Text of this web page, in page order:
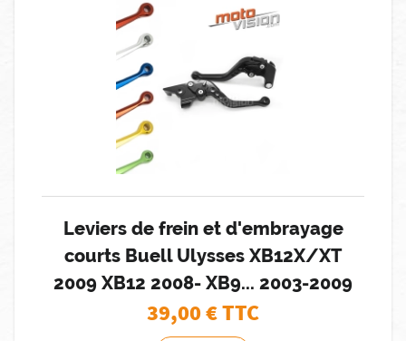
Leviers de frein et d'embrayage
courts Buell Ulysses XB12X/XT
2009 XB12 2008- XB9... 2003-2009
39,00€ TTC